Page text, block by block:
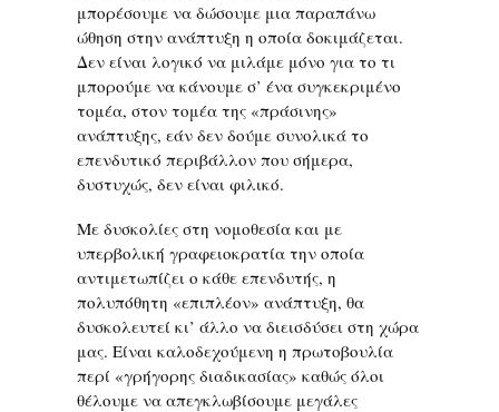
μπορέσουμε να δώσουμε μια παραπάνω
ώθηση στην ανάπτυξη η οποία δοκιμάζεται.
Δεν είναι λογικό να μιλάμε μόνο για το τι
μπορούμε να κάνουμε σ’ ένα συγκεκριμένο
τομέα, στον τομέα της «πράσινης»
ανάπτυξης, εάν δεν δούμε συνολικά το
επενδυτικό περιβάλλον που σήμερα,
δυστυχώς, δεν είναι φιλικό.
Με δυσκολίες στη νομοθεσία και με
υπερβολική γραφειοκρατία την οποία
αντιμετωπίζει ο κάθε επενδυτής, η
πολυπόθητη «επιπλέον» ανάπτυξη, θα
δυσκολευτεί κι’ άλλο να διεισδύσει στη χώρα
μας. Είναι καλοδεχούμενη η πρωτοβουλία
περί «γρήγορης διαδικασίας» καθώς όλοι
θέλουμε να απεγκλωβίσουμε μεγάλες